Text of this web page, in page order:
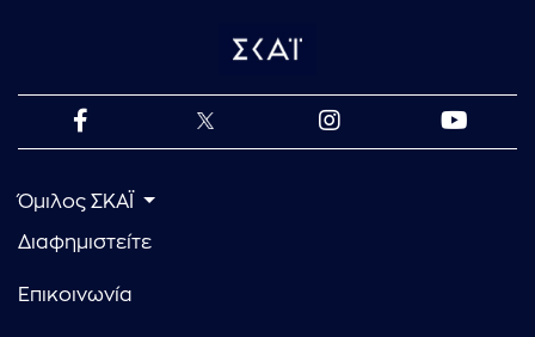
Όμιλος ΣΚΑΪ
Διαφημιστείτε
Επικοινωνία